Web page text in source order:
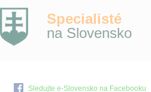
Specialisté
na Slovensko
Sledujte e-Slovensko na Facebooku